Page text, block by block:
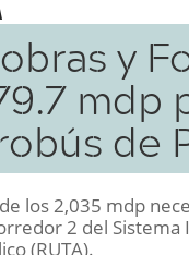
y
mdp
de
los 2,035 mdp
2 del Sistema
(RUTA).